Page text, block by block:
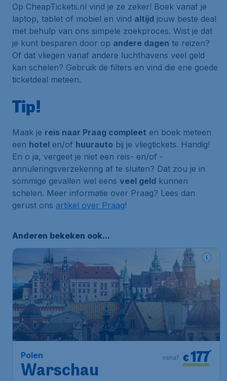
Op CheapTickets.nl vind je ze zeker! Boek vanaf je
laptop, tablet of mobiel en vind altijd jouw beste deal
met behulp van ons simpele zoekproces. Wist je dat
je kunt besparen door op andere dagen te reizen?
Of dat vliegen vanaf andere luchthavens veel geld
kan schelen? Gebruik de filters en vind die ene goede
ticketdeal meteen.
Tip!
Maak je reis naar Praag compleet en boek meteen
een hotel en/of huurauto bij je vliegtickets. Handig!
En o ja, vergeet je niet een reis- en/of -
annuleringsverzekering af te sluiten? Dat zou je in
sommige gevallen wel eens veel geld kunnen
schelen. Meer informatie over Praag? Lees dan
gerust ons artikel over Praag!
Anderen bekeken ook...
Polen
Warschau
€177*
vanaf